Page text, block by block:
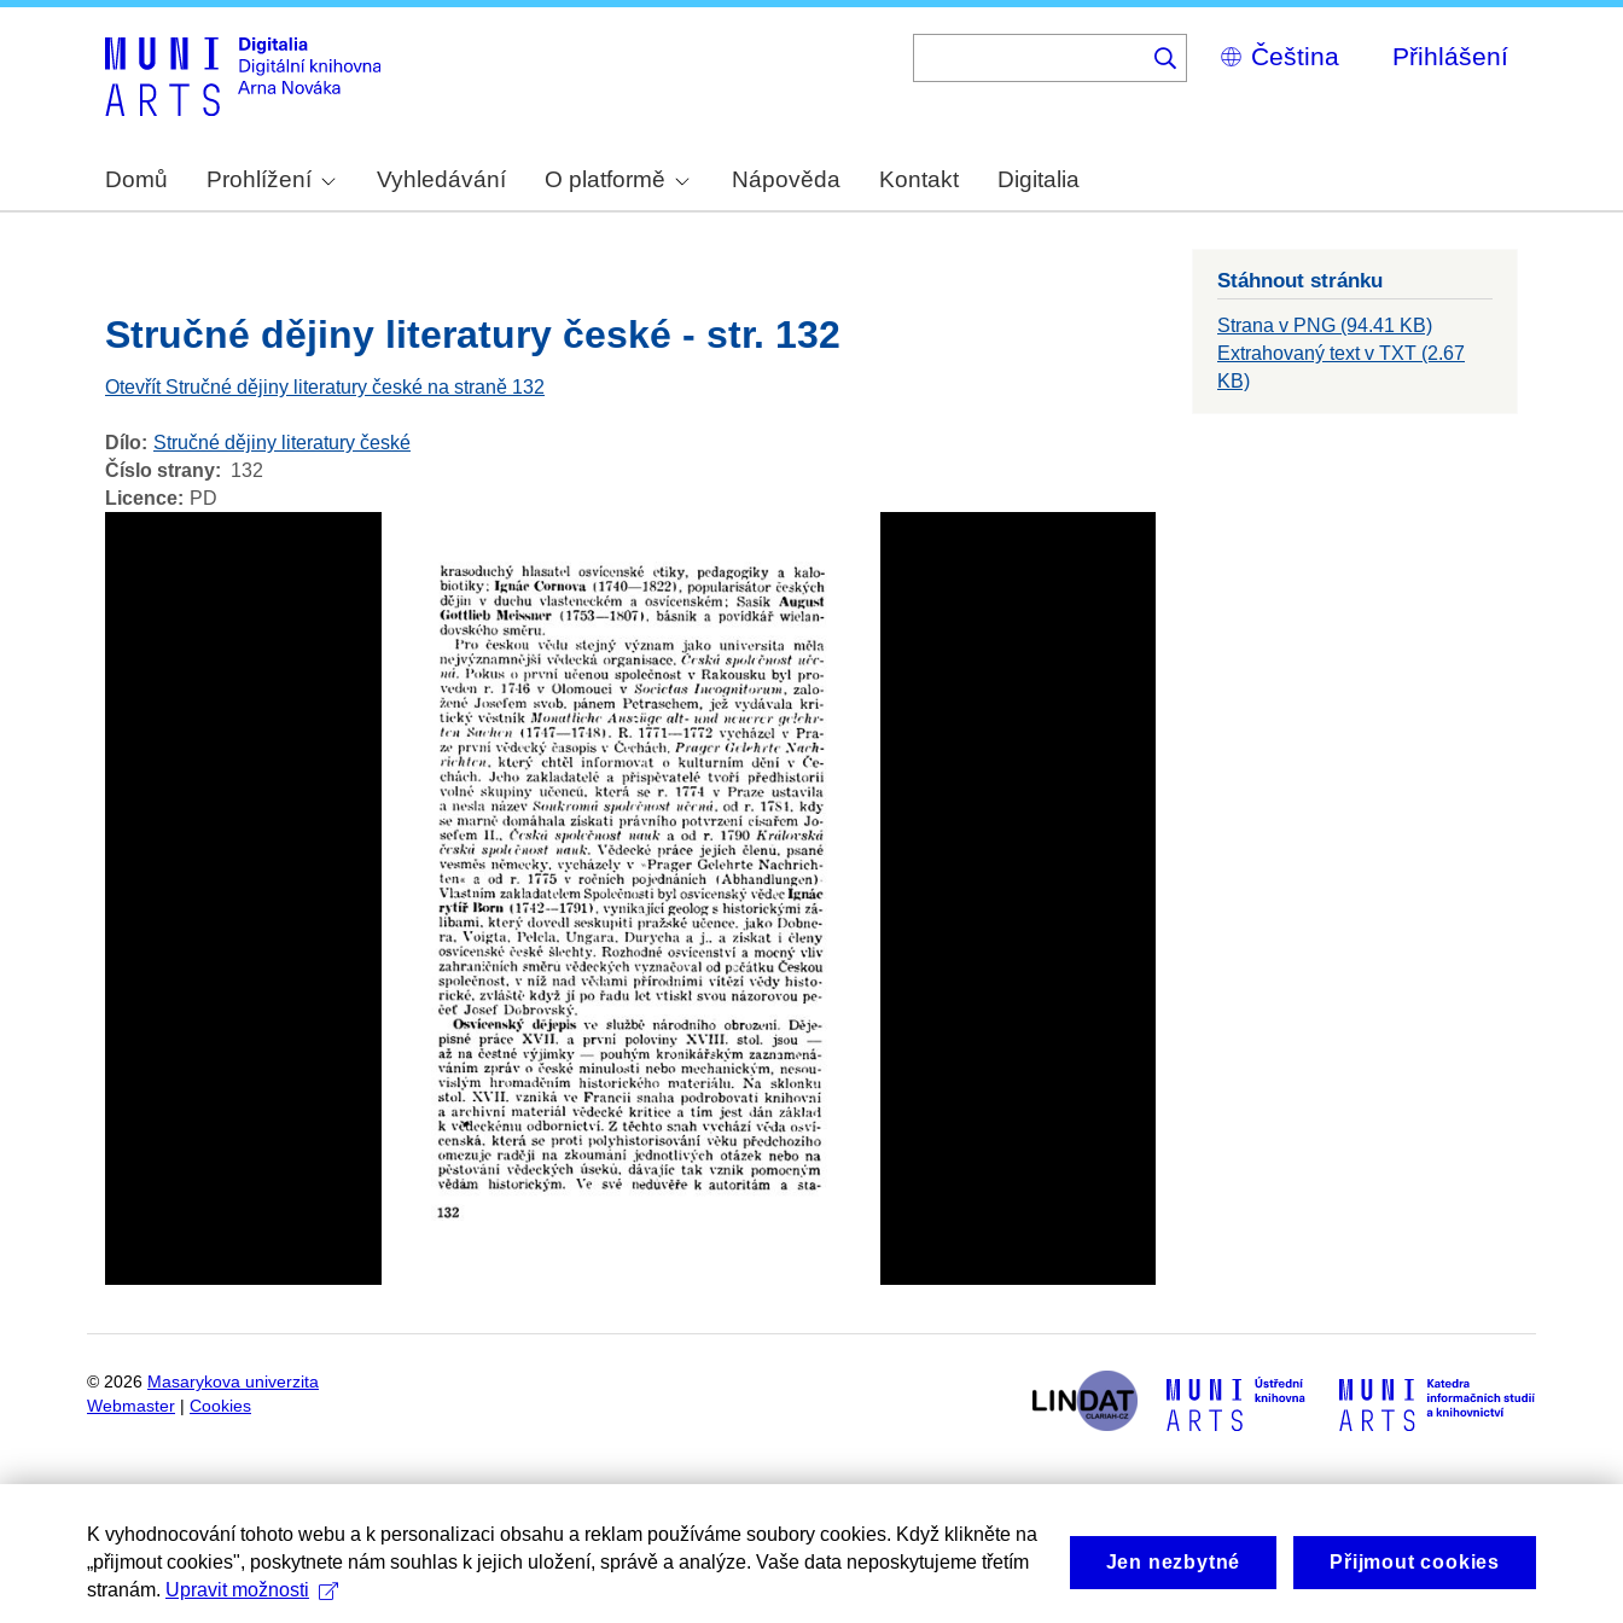
Select
your
Přihlášení
Domů Prohlížení Vyhledávání O platformě Nápověda Kontakt Digitalia
Stručné dějiny literatury české - str. 132
Otevřít Stručné dějiny literatury české na straně 132
Dílo
Stručné dějiny literatury české
Číslo strany
132
Licence
PD
Stáhnout stránku
Strana v PNG (94.41 KB)
Extrahovaný text v TXT (2.67
KB)
© 2026 Masarykova univerzita
Webmaster
Cookies
K vyhodnocování tohoto webu a k personalizaci obsahu a reklam používáme soubory cookies. Když klikněte na
„přijmout cookies", poskytnete nám souhlas k jejich uložení, správě a analýze. Vaše data neposkytujeme třetím
stranám. Upravit možnosti
Jen nezbytné Přijmout cookies